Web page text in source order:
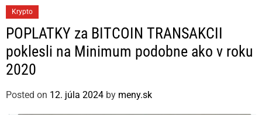
t
e
g
r
Krypto
POPLATKY za BITCOIN TRANSAKCII
poklesli na Minimum podobne ako v roku
2020
Posted on 12. júla 2024 by meny.sk